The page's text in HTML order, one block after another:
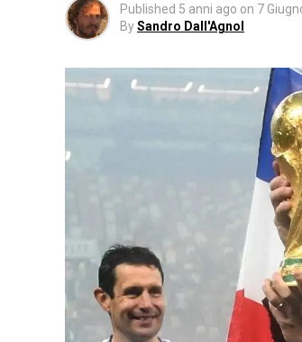
Published 5 anni ago on 7
BySandro Dall'Agnol